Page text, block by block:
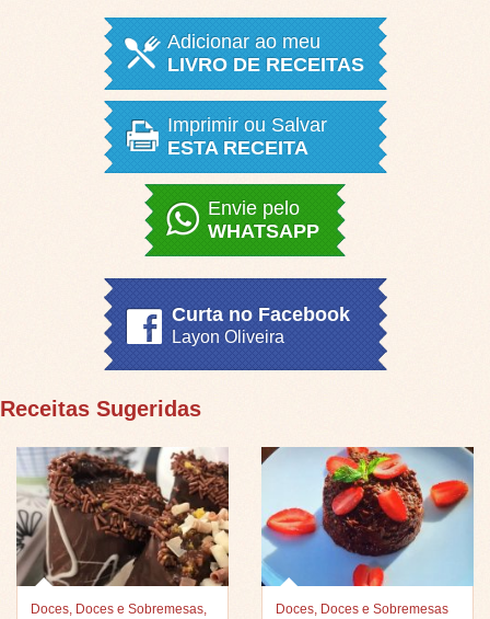
Adicionar ao meu
LIVRO DE RECEITAS
Imprimir ou Salvar
ESTA RECEITA
Envie pelo
WHATSAPP
Curta no Facebook
Layon Oliveira
Receitas Sugeridas
Doces Doces e Sobremesas Doces Doces e Sobremesas